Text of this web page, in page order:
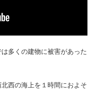
多くの建物に被害があった
西の海上を１時間におよそ